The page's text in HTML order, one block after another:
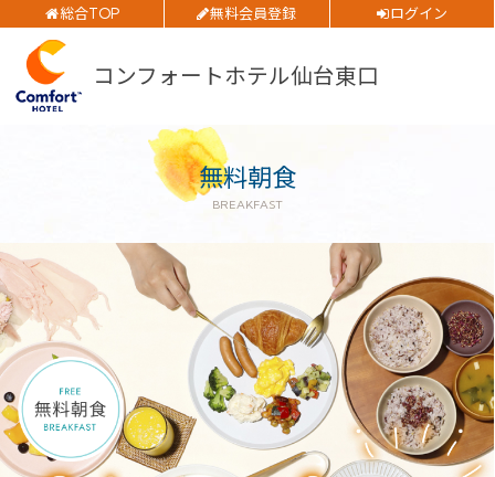
総合TOP 無料会員登録 ログイン
コンフォートホテル仙台東口
部屋数
大人人数
1室あたり
空室検索
会員特典のご案内
会員登録 ログイン
予約確認・変更・キャンセル
特別優待会員様 交通＋宿泊プラン
無料朝食
BREAKFAST
ご予約確認・変更・キャンセルフォーム
公式Webサイトからのご予約